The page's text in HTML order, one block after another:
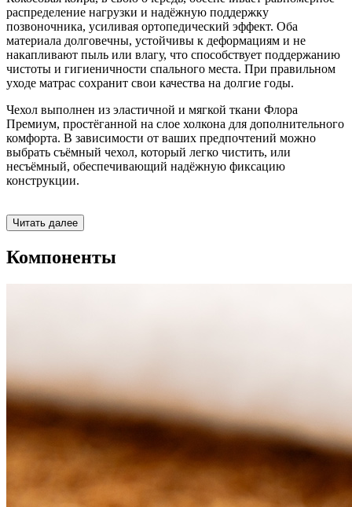
распределение нагрузки и надёжную поддержку
позвоночника, усиливая ортопедический эффект. Оба
материала долговечны, устойчивы к деформациям и не
накапливают пыль или влагу, что способствует поддержанию
чистоты и гигиеничности спального места. При правильном
уходе матрас сохранит свои качества на долгие годы.
Чехол выполнен из эластичной и мягкой ткани Флора
Премиум, простёганной на слое холкона для дополнительного
комфорта. В зависимости от ваших предпочтений можно
выбрать съёмный чехол, который легко чистить, или
несъёмный, обеспечивающий надёжную фиксацию
конструкции.
Читать далее
Компоненты